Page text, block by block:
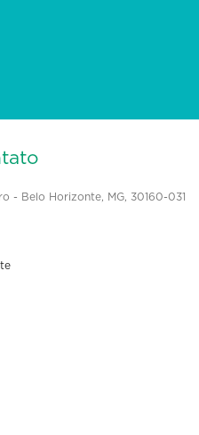
- Belo Horizonte, MG, 30160-031